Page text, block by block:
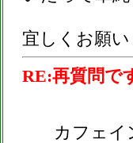
宜しくお願
RE:再質問で
カフェイ